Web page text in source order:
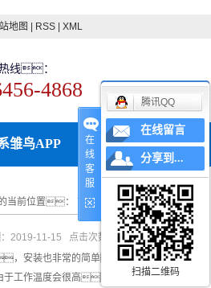
地图 RSS XML
线：
4868
雏鸟APP
当前位置： 首 页 新闻资讯
，安装也非常的简单，制造
工作温度会很高、烟气的
2019-11-15 点击次数：194
在
线
客
服
腾讯QQ
在线留言
分享到...
扫描二维码